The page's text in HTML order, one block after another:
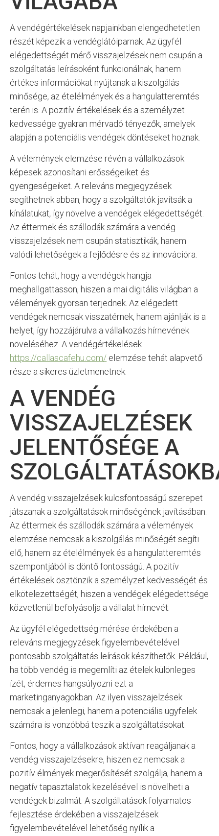
A vendégértékelések napjainkban elengedhetetlen
részét képezik a vendéglátóiparnak. Az ügyfél
elégedettségét mérő visszajelzések nem csupán a
szolgáltatás leírásoként funkcionálnak, hanem
értékes információkat nyújtanak a kiszolgálás
minősége, az ételélmények és a hangulatteremtés
terén is. A pozitív értékelések és a személyzet
kedvessége gyakran mérvadó tényezők, amelyek
alapján a potenciális vendégek döntéseket hoznak.
A vélemények elemzése révén a vállalkozások
képesek azonosítani erősségeiket és
gyengeségeiket. A releváns megjegyzések
segíthetnek abban, hogy a szolgáltatók javítsák a
kínálatukat, így növelve a vendégek elégedettségét.
Az éttermek és szállodák számára a vendég
visszajelzések nem csupán statisztikák, hanem
valódi lehetőségek a fejlődésre és az innovációra.
Fontos tehát, hogy a vendégek hangja
meghallgattasson, hiszen a mai digitális világban a
vélemények gyorsan terjednek. Az elégedett
vendégek nemcsak visszatérnek, hanem ajánlják is a
helyet, így hozzájárulva a vállalkozás hírnevének
növeléséhez. A vendégértékelések
https://callascafehu.com/ elemzése tehát alapvető
része a sikeres üzletmenetnek.
A VENDÉG
VISSZAJELZÉSEK
JELENTŐSÉGE A
A vendég visszajelzések kulcsfontosságú szerepet
játszanak a szolgáltatások minőségének javításában.
Az éttermek és szállodák számára a vélemények
elemzése nemcsak a kiszolgálás minőségét segíti
elő, hanem az ételélmények és a hangulatteremtés
szempontjából is döntő fontosságú. A pozitív
értékelések ösztönzik a személyzet kedvességét és
elkötelezettségét, hiszen a vendégek elégedettsége
közvetlenül befolyásolja a vállalat hírnevét.
Az ügyfél elégedettség mérése érdekében a
releváns megjegyzések figyelembevételével
pontosabb szolgáltatás leírások készíthetők. Például,
ha több vendég is megemlíti az ételek különleges
ízét, érdemes hangsúlyozni ezt a
marketinganyagokban. Az ilyen visszajelzések
nemcsak a jelenlegi, hanem a potenciális ügyfelek
számára is vonzóbbá teszik a szolgáltatásokat.
Fontos, hogy a vállalkozások aktívan reagáljanak a
vendég visszajelzésekre, hiszen ez nemcsak a
pozitív élmények megerősítését szolgálja, hanem a
negatív tapasztalatok kezelésével is növelheti a
vendégek bizalmát. A szolgáltatások folyamatos
fejlesztése érdekében a visszajelzések
figyelembevételével lehetőség nyílik a